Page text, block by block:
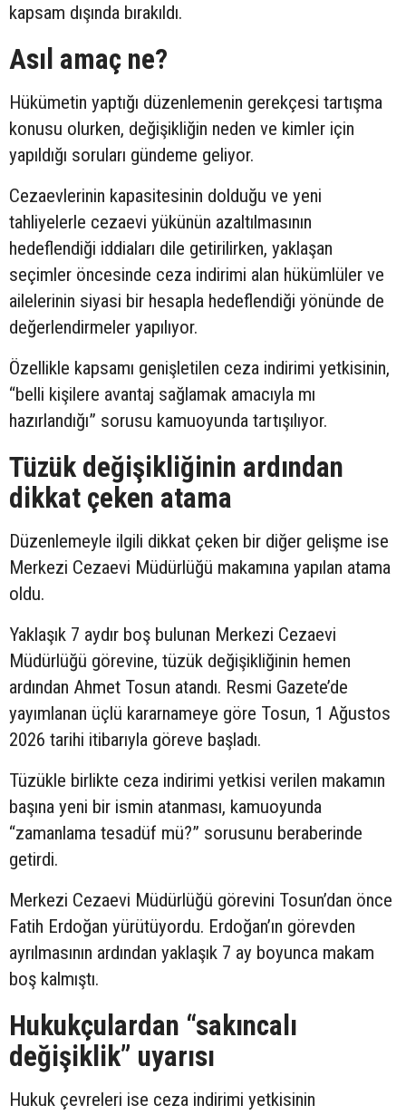
kapsam dışında bırakıldı.
Asıl amaç ne?
Hükümetin yaptığı düzenlemenin gerekçesi tartışma
konusu olurken, değişikliğin neden ve kimler için
yapıldığı soruları gündeme geliyor.
Cezaevlerinin kapasitesinin dolduğu ve yeni
tahliyelerle cezaevi yükünün azaltılmasının
hedeflendiği iddiaları dile getirilirken, yaklaşan
seçimler öncesinde ceza indirimi alan hükümlüler ve
ailelerinin siyasi bir hesapla hedeflendiği yönünde de
değerlendirmeler yapılıyor.
Özellikle kapsamı genişletilen ceza indirimi yetkisinin,
“belli kişilere avantaj sağlamak amacıyla mı
hazırlandığı” sorusu kamuoyunda tartışılıyor.
Tüzük değişikliğinin ardından
dikkat çeken atama
Düzenlemeyle ilgili dikkat çeken bir diğer gelişme ise
Merkezi Cezaevi Müdürlüğü makamına yapılan atama
oldu.
Yaklaşık 7 aydır boş bulunan Merkezi Cezaevi
Müdürlüğü görevine, tüzük değişikliğinin hemen
ardından Ahmet Tosun atandı. Resmi Gazete’de
yayımlanan üçlü kararnameye göre Tosun, 1 Ağustos
2026 tarihi itibarıyla göreve başladı.
Tüzükle birlikte ceza indirimi yetkisi verilen makamın
başına yeni bir ismin atanması, kamuoyunda
“zamanlama tesadüf mü?” sorusunu beraberinde
getirdi.
Merkezi Cezaevi Müdürlüğü görevini Tosun’dan önce
Fatih Erdoğan yürütüyordu. Erdoğan’ın görevden
ayrılmasının ardından yaklaşık 7 ay boyunca makam
boş kalmıştı.
Hukukçulardan “sakıncalı
değişiklik” uyarısı
Hukuk çevreleri ise ceza indirimi yetkisinin